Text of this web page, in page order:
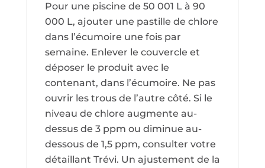
Pour une piscine de 50 001 L à 90
000 L, ajouter une pastille de chlore
dans l’écumoire une fois par
semaine. Enlever le couvercle et
déposer le produit avec le
contenant, dans l’écumoire. Ne pas
ouvrir les trous de l’autre côté. Si le
niveau de chlore augmente au-
dessus de 3 ppm ou diminue au-
dessous de 1,5 ppm, consulter votre
détaillant Trévi. Un ajustement de la